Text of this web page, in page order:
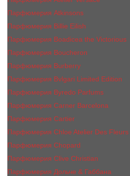
Парфюмерия Atkinsons
Парфюмерия Billie Eilish
Парфюмерия Boadicea the Victorious
Парфюмерия Boucheron
Парфюмерия Burberry
Парфюмерия Bvlgari Limited Edition
Парфюмерия Byredo Parfums
Парфюмерия Carner Barcelona
Парфюмерия Cartier
Парфюмерия Chloe Atelier Des Fleurs
Парфюмерия Сhopard
Парфюмерия Clive Christian
Парфюмерия Дольче & Габбана